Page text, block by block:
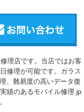
理店です。当店ではお客
修理が可能です。ガラス
、難易度の高いデータ復
績のあるモバイル修理.jp